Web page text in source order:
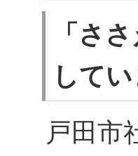
「さ
して
戸田市